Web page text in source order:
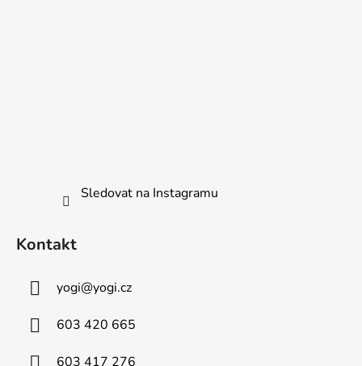
Sledovat na Instagramu
Kontakt
yogi@yogi.cz
603 420 665
603 417 276